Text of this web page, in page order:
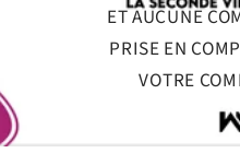
ET AUCUNE
PRISE EN
VOTRE